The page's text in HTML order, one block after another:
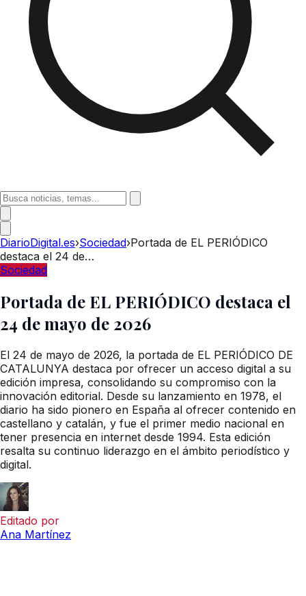
DiarioDigital.es›Sociedad›Portada de EL PERIÓDICO
destaca el 24 de…
Sociedad
Portada de EL PERIÓDICO destaca el
24 de mayo de 2026
El 24 de mayo de 2026, la portada de EL PERIÓDICO DE
CATALUNYA destaca por ofrecer un acceso digital a su
edición impresa, consolidando su compromiso con la
innovación editorial. Desde su lanzamiento en 1978, el
diario ha sido pionero en España al ofrecer contenido en
castellano y catalán, y fue el primer medio nacional en
tener presencia en internet desde 1994. Esta edición
resalta su continuo liderazgo en el ámbito periodístico y
digital.
Editado por
Ana Martínez